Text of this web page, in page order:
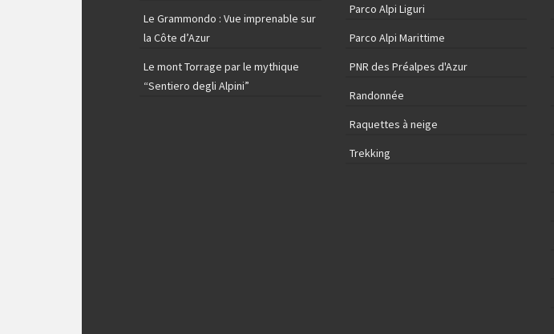
Le Grammondo : Vue imprenable sur
la Côte d’Azur
Le mont Torrage par le mythique
“Sentiero degli Alpini”
Parco Alpi Liguri
Parco Alpi Marittime
PNR des Préalpes d'Azur
Randonnée
Raquettes à neige
Trekking